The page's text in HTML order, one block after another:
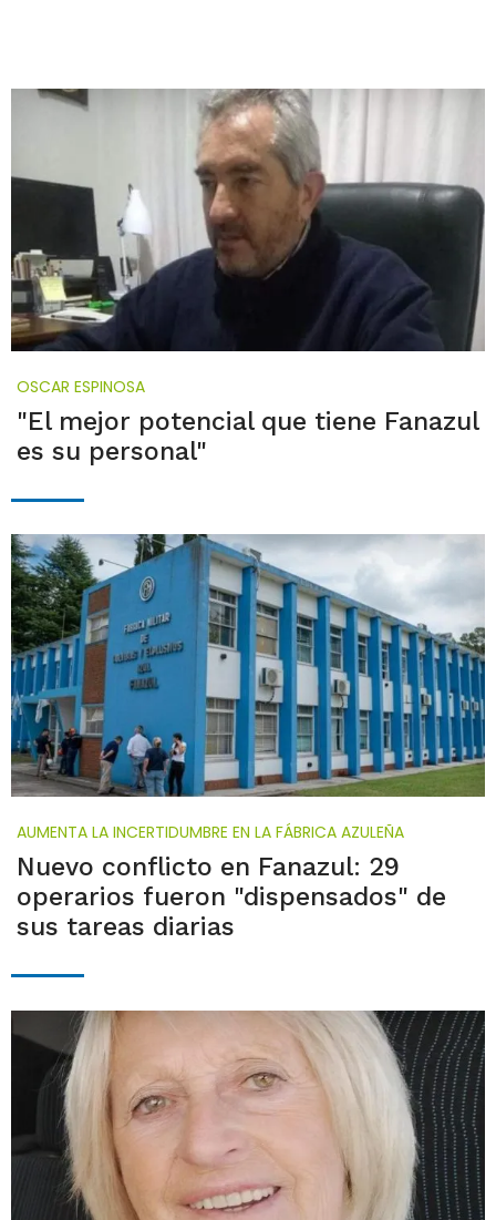
OSCAR ESPINOSA
"El mejor potencial que tiene Fanazul
es su personal"
AUMENTA LA INCERTIDUMBRE EN LA FÁBRICA AZULEÑA
Nuevo conflicto en Fanazul: 29
operarios fueron "dispensados" de
sus tareas diarias